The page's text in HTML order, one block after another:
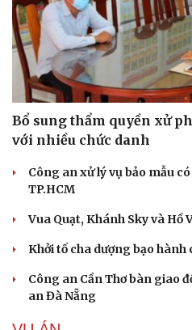
Bổ sung thẩm quyền xử
với nhiều chức danh
Công an xử lý vụ bảo mẫu
TP.HCM
Vua Quạt, Khánh Sky và Hồ
Khởi tố cha dượng bạo
Công an Cần Thơ bàn giao
an Đà Nẵng